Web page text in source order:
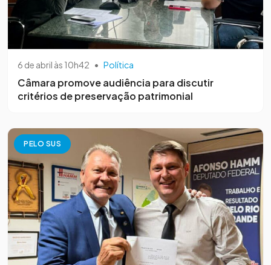
6 de abril às 10h42 • Política
Câmara promove audiência para discutir
critérios de preservação patrimonial
PELO SUS